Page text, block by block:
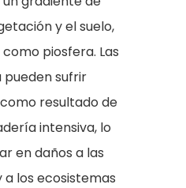
y el suelo,
piosfera. Las
pueden sufrir
resultado de
intensiva, lo
en daños a las
a los ecosistemas